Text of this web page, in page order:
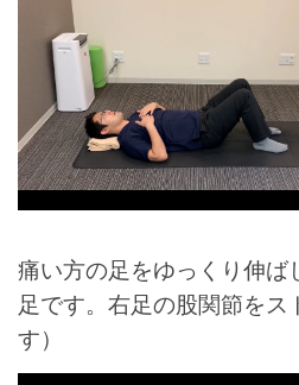
痛い方の足をゆっくり伸ば
足です。右足の股関節をス
す）